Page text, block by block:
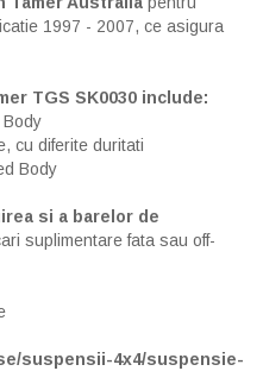
1997 - 2007, ce asigura
TGS SK0030 include:
cu diferite duritati
Body
si a barelor de
suplimentare fata sau off-
suspensii-4x4/suspensie-